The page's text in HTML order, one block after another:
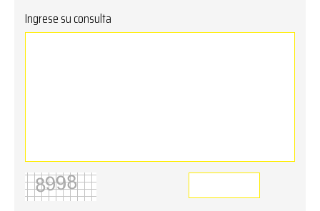
Ingrese su consulta